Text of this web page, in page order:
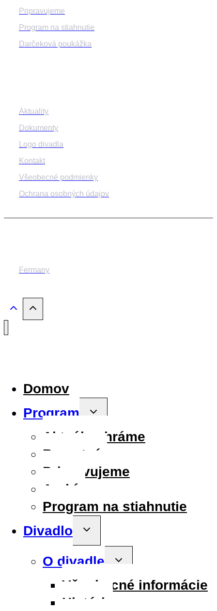
Pripravujeme
Program na stiahnutie
Darčeková poukážka
Aktuality
Dokumenty
Logo divadla
Kontakt
Všeobecné podmienky
Ochrana osobných údajov
Fermany
Domov
Program
Toggle
Aktuálne hráme
Repertoár
Pripravujeme
Archív
Program na stiahnutie
Divadlo
Toggle
menu
O divadle
Toggle
Všeobecné informácie
História